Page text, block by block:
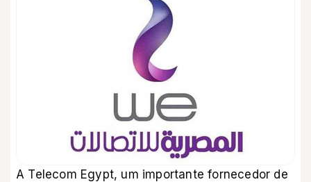
A Telecom Egypt, um importante fornecedor de